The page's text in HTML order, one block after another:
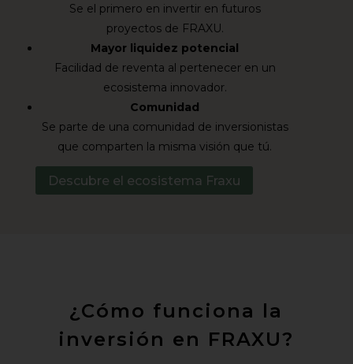
Se el primero en invertir en futuros
proyectos de FRAXU.
Mayor liquidez potencial
Facilidad de reventa al pertenecer en un
ecosistema innovador.
Comunidad
Se parte de una comunidad de inversionistas
que comparten la misma visión que tú.
Descubre el ecosistema Fraxu
¿Cómo funciona la
inversión en FRAXU?